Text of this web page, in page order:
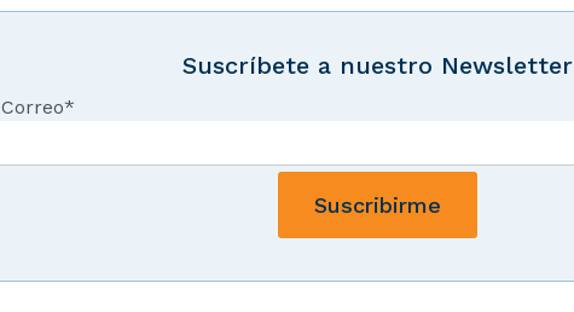
Suscríbete a nuestro Newsletter
Correo*